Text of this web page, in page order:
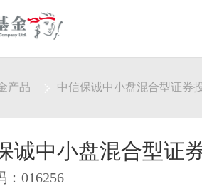
产品 中信保诚中小盘混合型证券
诚中小盘混合型证
016256